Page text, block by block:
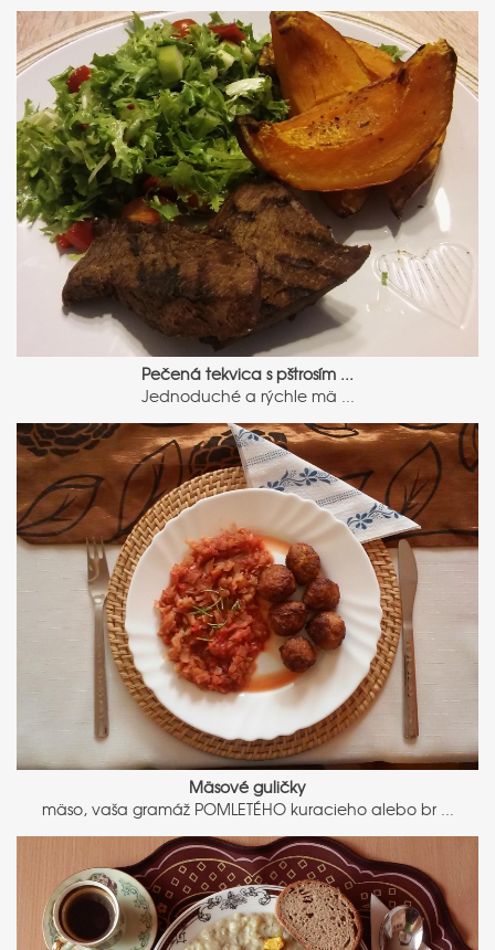
Pečená tekvica s pštrosím ...
Jednoduché a rýchle mä ...
Mäsové guličky
mäso, vaša gramáž POMLETÉHO kuracieho alebo br ...